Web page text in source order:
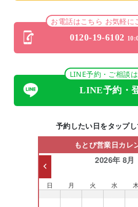
お電話はこちら お気軽に
0120-19-6102
LINE予約・ご相談
LINE予約・
予約したい日をタップ
もとび営業日カレ
2026年 8月
日 月 火 水 木